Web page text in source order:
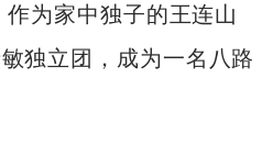
为家中独子的王连山
独立团，成为一名八路